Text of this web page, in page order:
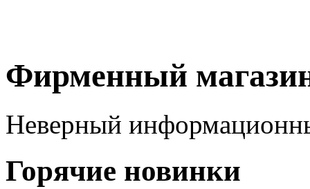
Фирменный
Неверный
Горячие новинки